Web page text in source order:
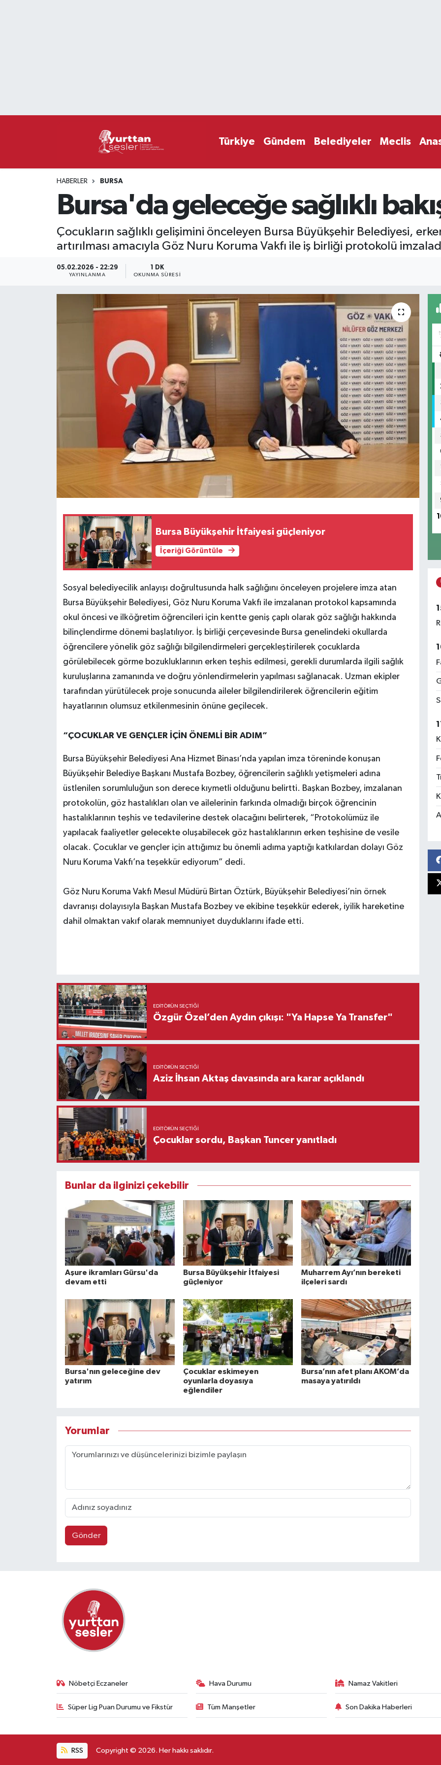
Türkiye Gündem Belediyeler Meclis
HABERLER BURSA
Bursa'da geleceğe sağlıklı
Çocukların sağlıklı gelişimini önceleyen Bursa Büyükşehir Belediyesi,
artırılması amacıyla Göz Nuru Koruma Vakfı ile iş birliği protokolü
05.02.2026 - 22:29
YAYINLANMA
1 DK
OKUNMA SÜRESI
Bursa Büyükşehir İtfaiyesi güçleniyor
İçeriği Görüntüle
Sosyal belediyecilik anlayışı doğrultusunda halk sağlığını önceleyen projelere imza atan
Bursa Büyükşehir Belediyesi, Göz Nuru Koruma Vakfı ile imzalanan protokol kapsamında
okul öncesi ve ilköğretim öğrencileri için kentte geniş çaplı olarak göz sağlığı hakkında
bilinçlendirme dönemi başlatılıyor. İş birliği çerçevesinde Bursa genelindeki okullarda
öğrencilere yönelik göz sağlığı bilgilendirmeleri gerçekleştirilerek çocuklarda
görülebilecek görme bozukluklarının erken teşhis edilmesi, gerekli durumlarda ilgili sağlık
kuruluşlarına zamanında ve doğru yönlendirmelerin yapılması sağlanacak. Uzman ekipler
tarafından yürütülecek proje sonucunda aileler bilgilendirilerek öğrencilerin eğitim
hayatlarının olumsuz etkilenmesinin önüne geçilecek.
“ÇOCUKLAR VE GENÇLER İÇİN ÖNEMLİ BİR ADIM”
Bursa Büyükşehir Belediyesi Ana Hizmet Binası’nda yapılan imza töreninde konuşan
Büyükşehir Belediye Başkanı Mustafa Bozbey, öğrencilerin sağlıklı yetişmeleri adına
üstlenilen sorumluluğun son derece kıymetli olduğunu belirtti. Başkan Bozbey, imzalanan
protokolün, göz hastalıkları olan ve ailelerinin farkında olmadığı birçok öğrencinin
hastalıklarının teşhis ve tedavilerine destek olacağını belirterek, “Protokolümüz ile
yapılacak faaliyetler gelecekte oluşabilecek göz hastalıklarının erken teşhisine de vesile
olacak. Çocuklar ve gençler için attığımız bu önemli adıma yaptığı katkılardan dolayı Göz
Nuru Koruma Vakfı’na teşekkür ediyorum” dedi.
Göz Nuru Koruma Vakfı Mesul Müdürü Birtan Öztürk, Büyükşehir Belediyesi’nin örnek
davranışı dolayısıyla Başkan Mustafa Bozbey ve ekibine teşekkür ederek, iyilik hareketine
dahil olmaktan vakıf olarak memnuniyet duyduklarını ifade etti.
EDITÖRÜN SEÇTIĞI
Özgür Özel’den Aydın çıkışı: "Ya Hapse Ya Transfer"
EDITÖRÜN SEÇTIĞI
Aziz İhsan Aktaş davasında ara karar açıklandı
EDITÖRÜN SEÇTIĞI
Çocuklar sordu, Başkan Tuncer yanıtladı
Bunlar da ilginizi çekebilir
Aşure ikramları Gürsu'da
devam etti
Bursa Büyükşehir İtfaiyesi
güçleniyor
Muharrem Ayı’nın bereketi
ilçeleri sardı
Bursa'nın geleceğine dev
yatırım
Çocuklar eskimeyen
oyunlarla doyasıya
eğlendiler
Bursa’nın afet planı AKOM’da
masaya yatırıldı
Yorumlar
Gönder
Nöbetçi Eczaneler Hava Durumu Namaz Vakitleri
Süper Lig Puan Durumu ve Fikstür Tüm Manşetler Son Dakika Haberleri
RSS Copyright © 2026. Her hakkı saklıdır.
Süper Lig Puan Durumu ve Fikstür
Haber Arşivi